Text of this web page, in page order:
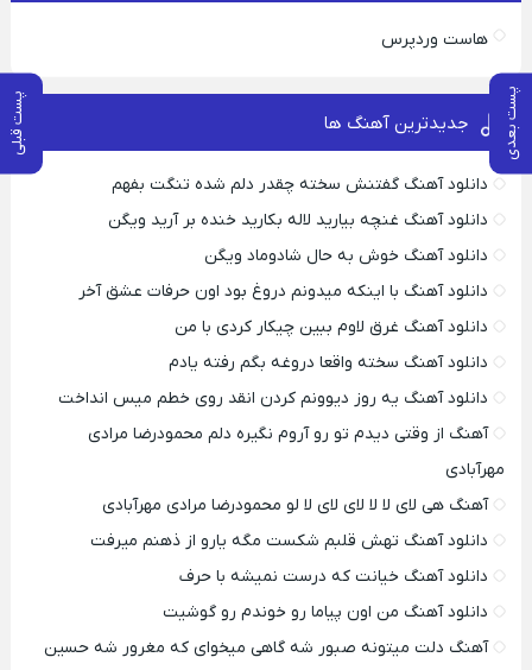
پست بعدی پست قبلی
هاست وردپرس
جدیدترین آهنگ ها
دانلود آهنگ گفتنش سخته چقدر دلم شده تنگت بفهم
دانلود آهنگ غنچه بیارید لاله بکارید خنده بر آرید ویگن
دانلود آهنگ خوش به حال شادوماد ویگن
دانلود آهنگ با اینکه میدونم دروغ بود اون حرفات عشق آخر
دانلود آهنگ غرق لاوم ببین چیکار کردی با من
دانلود آهنگ سخته واقعا دروغه بگم رفته یادم
دانلود آهنگ یه روز دیوونم کردن انقد روی خطم میس انداخت
آهنگ از وقتی دیدم تو رو آروم نگیره دلم محمودرضا مرادی
مهرآبادی
آهنگ هی لای لا لا لای لای لا لو محمودرضا مرادی مهرآبادی
دانلود آهنگ تهش قلبم شکست مگه یارو از ذهنم میرفت
دانلود آهنگ خیانت که درست نمیشه با حرف
دانلود آهنگ من اون پیاما رو خوندم رو گوشیت
آهنگ دلت میتونه صبور شه گاهی میخوای که مغرور شه حسین